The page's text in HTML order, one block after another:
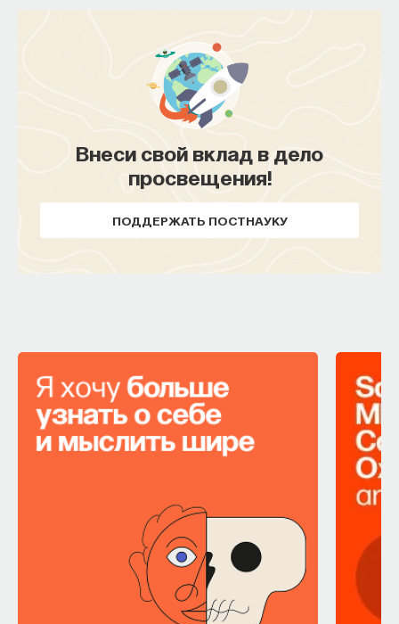
Внеси свой вклад в дело
просвещения!
ПОДДЕРЖАТЬ ПОСТНАУКУ
Внеси свой вклад в дело
просвещения!
ПОДДЕРЖАТЬ ПОСТНАУКУ